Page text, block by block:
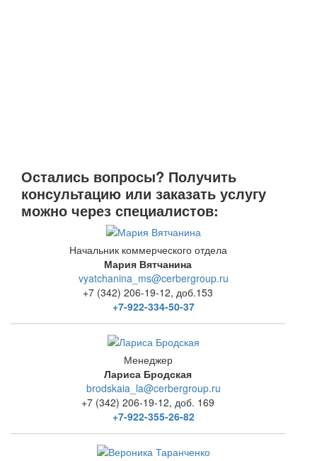
Остались вопросы? Получить
консультацию или заказать услугу
можно через специалистов:
Начальник коммерческого отдела
Мария Вятчанина
vyatchanina_ms@cerbergroup.ru
+7 (342) 206-19-12, доб.153
+7-922-334-50-37
Менеджер
Лариса Бродская
brodskaia_la@cerbergroup.ru
+7 (342) 206-19-12, доб. 169
+7-922-355-26-82